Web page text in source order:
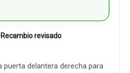
Recambio revisado
puerta delantera derecha para